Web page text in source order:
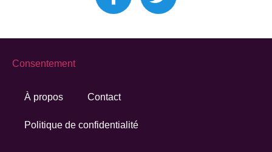
À propos Contact
Politique de confidentialité
Consentement